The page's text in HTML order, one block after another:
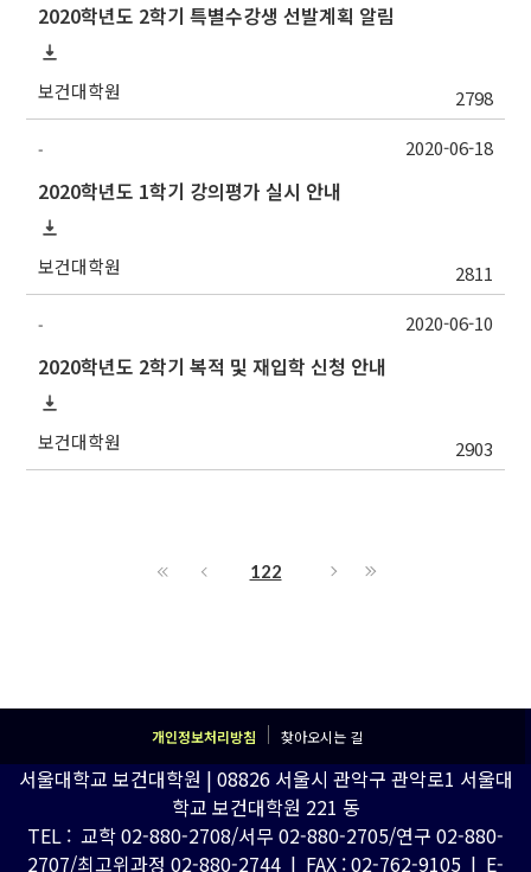
2020학년도 2학기 특별수강생 선발계획 알림
보건대학원 2798
-
2020학년도 1학기 강의평가 실시 안내
보건대학원 2811
2020-06-18
-
2020학년도 2학기 복적 및 재입학 신청 안내
보건대학원 2903
2020-06-10
122
개인정보처리방침 찾아오시는 길
서울대학교 보건대학원 | 08826 서울시 관악구 관악로1 서울대
학교 보건대학원 221 동
TEL : 교학 02-880-2708/서무 02-880-2705/연구 02-880-
2707/최고위과정 02-880-2744 | FAX : 02-762-9105 | E-